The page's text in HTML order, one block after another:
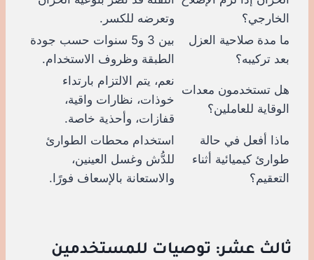
الخارجي؟
وتعرضه للكسر.
ما مدة صلاحية العزل
بعد تركيبه؟
بين 3 و5 سنوات حسب جودة
الطبقة وظروف الاستخدام.
هل تستخدمون معدات
الوقاية للعاملين؟
نعم، يتم الالتزام بارتداء
خوذات، نظارات واقية،
قفازات، وأحذية خاصة.
ماذا أفعل في حالة
طوارئ كيميائية أثناء
التعقيم؟
استخدام محطات الطوارئ
للدُّش وغسل العينين،
والاستعانة بالإسعاف فورًا.
ثالث عشر: توصيات للمستخدمين